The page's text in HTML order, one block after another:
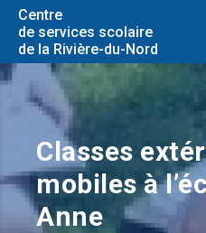
Centre
de services scolaire
de la Rivière-du-Nord
Classes
mobiles à
Anne